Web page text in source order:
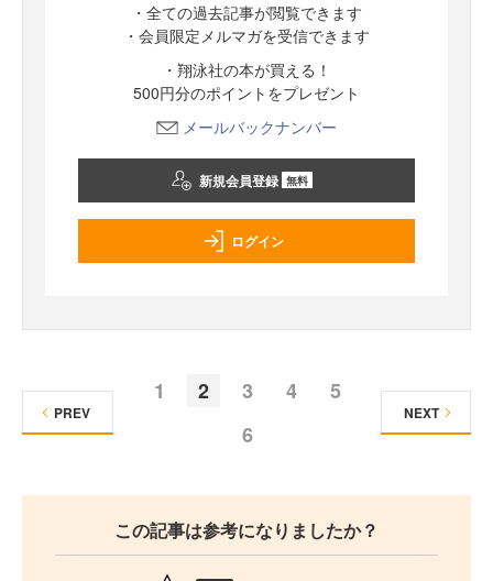
・全ての過去記事が閲覧できます
・会員限定メルマガを受信できます
・翔泳社の本が買える！
500円分のポイントをプレゼント
メールバックナンバー
新規会員登録 無料
ログイン
1 2 3 4
5
6
PREV NEXT
この記事は参考になりましたか？